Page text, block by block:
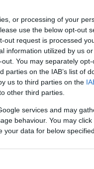
or processing of your
use the below opt-out
out request is processed
information utilized by us
You may separately
on the IAB’s list of
us to third parties on the
other third parties.
services and may
behaviour. You may
your data for below
του Ιράν,
από τις
και την